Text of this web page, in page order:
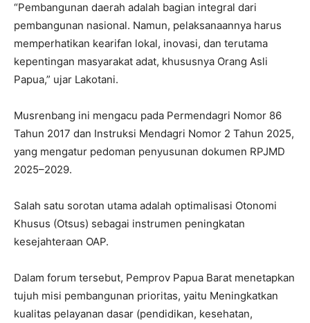
“Pembangunan daerah adalah bagian integral dari
pembangunan nasional. Namun, pelaksanaannya harus
memperhatikan kearifan lokal, inovasi, dan terutama
kepentingan masyarakat adat, khususnya Orang Asli
Papua,” ujar Lakotani.
Musrenbang ini mengacu pada Permendagri Nomor 86
Tahun 2017 dan Instruksi Mendagri Nomor 2 Tahun 2025,
yang mengatur pedoman penyusunan dokumen RPJMD
2025–2029.
Salah satu sorotan utama adalah optimalisasi Otonomi
Khusus (Otsus) sebagai instrumen peningkatan
kesejahteraan OAP.
Dalam forum tersebut, Pemprov Papua Barat menetapkan
tujuh misi pembangunan prioritas, yaitu Meningkatkan
kualitas pelayanan dasar (pendidikan, kesehatan,